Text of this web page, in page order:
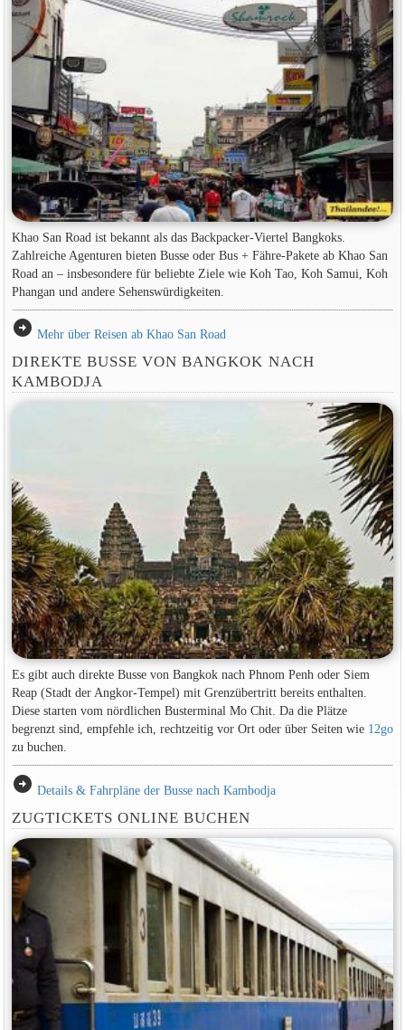
Khao San Road ist bekannt als das Backpacker-Viertel Bangkoks.
Zahlreiche Agenturen bieten Busse oder Bus + Fähre-Pakete ab Khao San
Road an – insbesondere für beliebte Ziele wie Koh Tao, Koh Samui, Koh
Phangan und andere Sehenswürdigkeiten.
arrow_circle_right Mehr über Reisen ab Khao San Road
DIREKTE BUSSE VON BANGKOK NACH
KAMBODJA
Es gibt auch direkte Busse von Bangkok nach Phnom Penh oder Siem
Reap (Stadt der Angkor-Tempel) mit Grenzübertritt bereits enthalten.
Diese starten vom nördlichen Busterminal Mo Chit. Da die Plätze
begrenzt sind, empfehle ich, rechtzeitig vor Ort oder über Seiten wie 12go
zu buchen.
arrow_circle_right Details & Fahrpläne der Busse nach Kambodja
ZUGTICKETS ONLINE BUCHEN